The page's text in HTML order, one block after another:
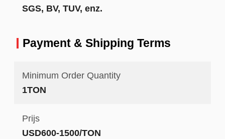
SGS, BV, TUV, enz.
Payment & Shipping Terms
Minimum Order Quantity
1TON
Prijs
USD600-1500/TON